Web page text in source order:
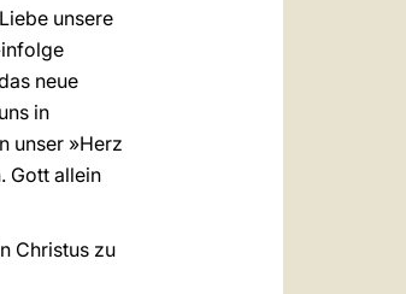
unsere
neue
in
unser »Herz
Gott allein
Christus zu